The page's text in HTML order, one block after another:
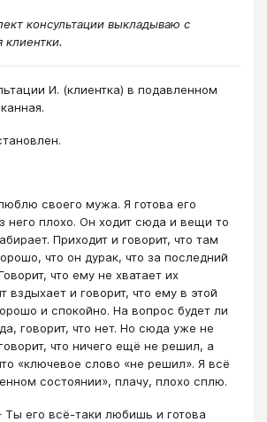
консультации выкладываю с
клиентки.
И. (клиентка) в подавленном
своего мужа. Я готова его
него плохо. Он ходит сюда и вещи то
Приходит и говорит, что там
что он дурак, что за последний
что ему не хватает их
вздыхает и говорит, что ему в этой
и спокойно. На вопрос будет ли
говорит, что нет. Но сюда уже не
что ничего ещё не решил, а
«ключевое слово «не решил». Я всё
состоянии», плачу, плохо сплю.
Ты его всё-таки любишь и готова